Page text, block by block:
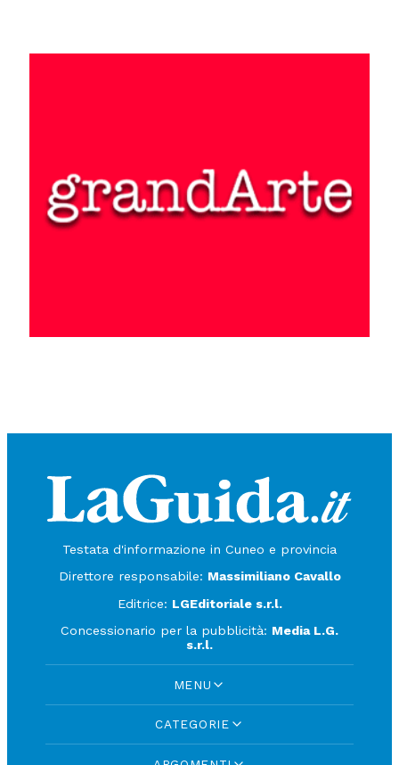
Testata d'informazione in Cuneo e provincia
Direttore responsabile: Massimiliano Cavallo
Editrice: LGEditoriale s.r.l.
Concessionario per la pubblicità: Media L.G.
s.r.l.
MENU
CATEGORIE